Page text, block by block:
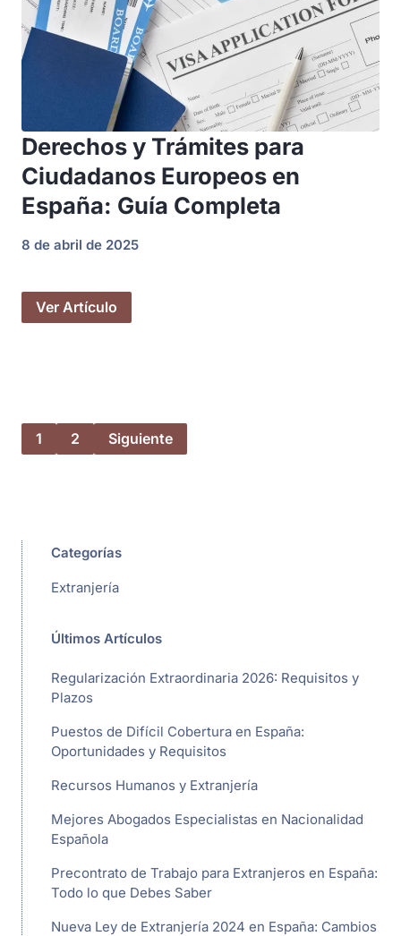
Derechos y Trámites para
Ciudadanos Europeos en
España: Guía Completa
8 de abril de 2025
Ver Artículo
1 2 Siguiente
Categorías
Extranjería
Últimos Artículos
Regularización Extraordinaria 2026: Requisitos y
Plazos
Puestos de Difícil Cobertura en España:
Oportunidades y Requisitos
Recursos Humanos y Extranjería
Mejores Abogados Especialistas en Nacionalidad
Española
Precontrato de Trabajo para Extranjeros en España:
Todo lo que Debes Saber
Nueva Ley de Extranjería 2024 en España: Cambios